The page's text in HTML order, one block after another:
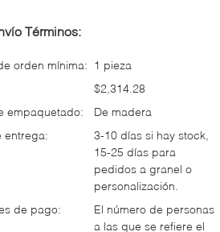
Términos:
orden mínima: 1 pieza
$2,314.28
empaquetado:
De madera
entrega:
3-10 días si hay stock,
15-25 días para
pedidos a granel o
personalización.
de pago:
El número de personas
a las que se refiere el